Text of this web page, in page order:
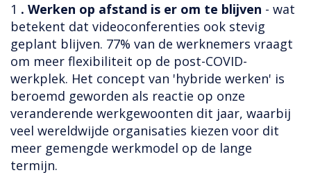
1 . Werken op afstand is er om te blijven - wat
betekent dat videoconferenties ook stevig
geplant blijven. 77% van de werknemers vraagt ​​
om meer flexibiliteit op de post-COVID-
werkplek. Het concept van 'hybride werken' is
beroemd geworden als reactie op onze
veranderende werkgewoonten dit jaar, waarbij
veel wereldwijde organisaties kiezen voor dit
meer gemengde werkmodel op de lange
termijn.